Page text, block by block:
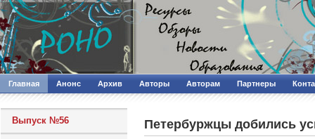
Главная Анонс Архив Авторы Авторам Партнеры
Выпуск №56 Петербуржцы добились